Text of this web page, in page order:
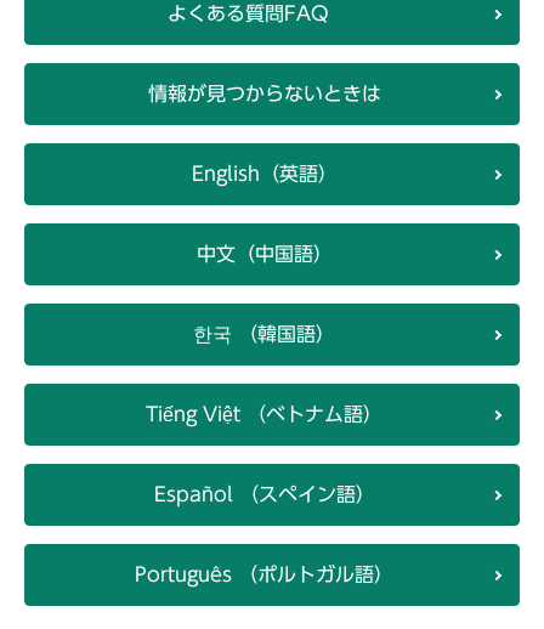
よくある質問FAQ
情報が見つからないときは
English（英語）
中文（中国語）
한국 （韓国語）
Tiếng Việt （ベトナム語）
Español （スペイン語）
Português （ポルトガル語）